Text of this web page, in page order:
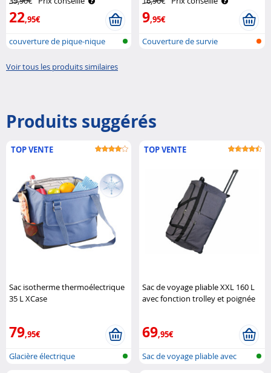
22,95€
couverture de pique-nique
9,95€
Couverture de survie
Voir tous les produits similaires
Produits suggérés
TOP VENTE
Sac isotherme thermoélectrique
35 L XCase
79,95€
Glacière électrique
TOP VENTE
Sac de voyage pliable XXL 160 L
avec fonction trolley et poignée
69,95€
Sac de voyage pliable avec